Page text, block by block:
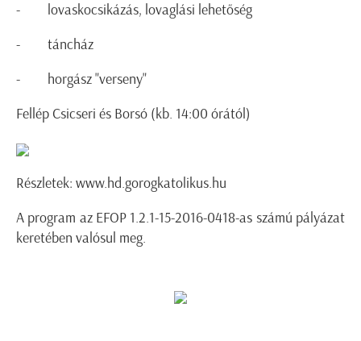
- lovaskocsikázás, lovaglási lehetőség
- táncház
- horgász "verseny"
Fellép Csicseri és Borsó (kb. 14:00 órától)
Részletek: www.hd.gorogkatolikus.hu
A program az EFOP 1.2.1-15-2016-0418-as számú pályázat
keretében valósul meg.